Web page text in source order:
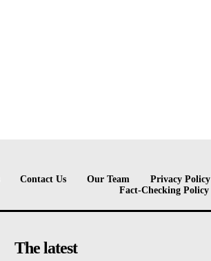
Contact Us Our Team Privacy Policy
Fact-Checking Policy
The latest